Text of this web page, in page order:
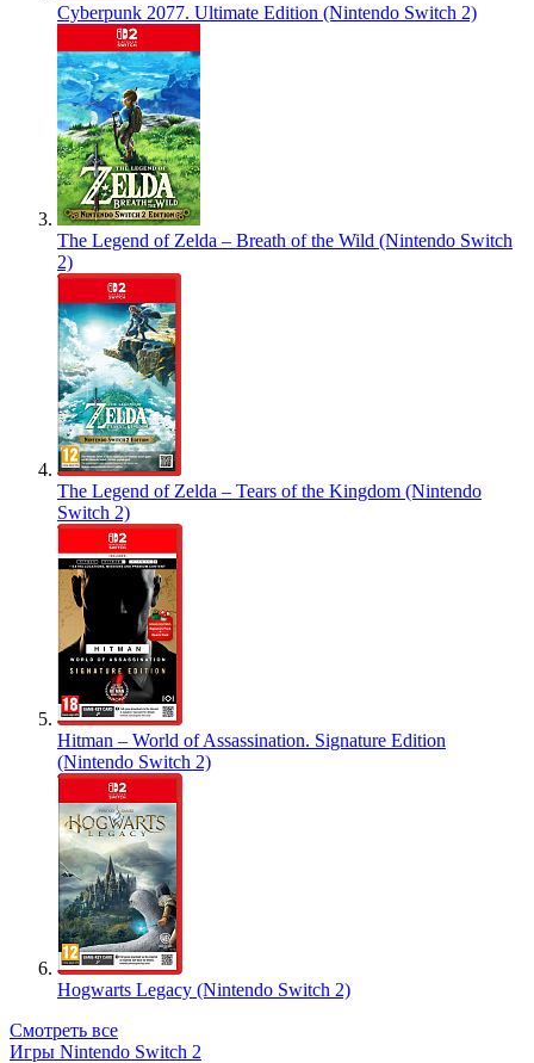
Cyberpunk 2077. Ultimate Edition (Nintendo Switch 2)
The Legend of Zelda – Breath of the Wild (Nintendo Switch
2)
The Legend of Zelda – Tears of the Kingdom (Nintendo
Switch 2)
Hitman – World of Assassination. Signature Edition
(Nintendo Switch 2)
Hogwarts Legacy (Nintendo Switch 2)
Смотреть все
Игры Nintendo Switch 2